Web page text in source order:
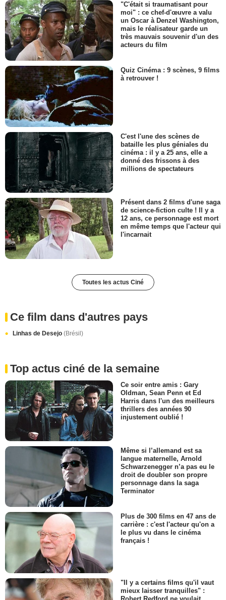
"C'était si traumatisant pour
moi" : ce chef-d'œuvre a valu
un Oscar à Denzel Washington,
mais le réalisateur garde un
très mauvais souvenir d'un des
acteurs du film
Quiz Cinéma : 9 scènes, 9 films
à retrouver !
C'est l'une des scènes de
bataille les plus géniales du
cinéma : il y a 25 ans, elle a
donné des frissons à des
millions de spectateurs
Présent dans 2 films d'une saga
de science-fiction culte ! Il y a
12 ans, ce personnage est mort
en même temps que l'acteur qui
l'incarnait
Toutes les actus Ciné
Ce film dans d'autres pays
Linhas de Desejo (Brésil)
Top actus ciné de la semaine
Ce soir entre amis : Gary
Oldman, Sean Penn et Ed
Harris dans l'un des meilleurs
thrillers des années 90
injustement oublié !
Même si l’allemand est sa
langue maternelle, Arnold
Schwarzenegger n’a pas eu le
droit de doubler son propre
personnage dans la saga
Terminator
Plus de 300 films en 47 ans de
carrière : c'est l'acteur qu'on a
le plus vu dans le cinéma
français !
"Il y a certains films qu'il vaut
mieux laisser tranquilles" :